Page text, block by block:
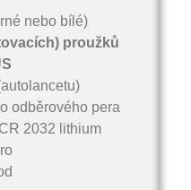
nebo bílé)
proužků
odběrového pera
2032 lithium